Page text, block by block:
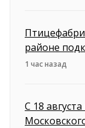
районе
1 час назад
С 18